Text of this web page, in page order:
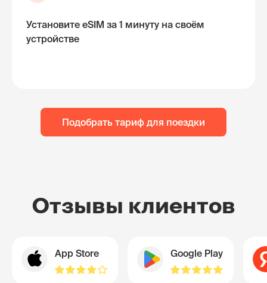
Установите eSIM за 1 минуту на своём
устройстве
Подобрать тариф для поездки
Отзывы клиентов
App Store Google Play